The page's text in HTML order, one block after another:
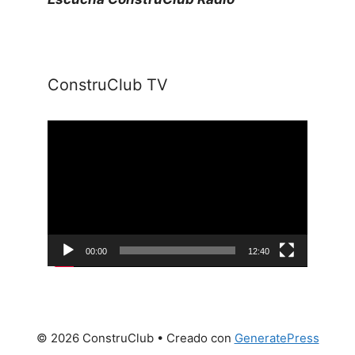
ConstruClub TV
00:00 12:40
© 2026 ConstruClub• Creado con GeneratePress